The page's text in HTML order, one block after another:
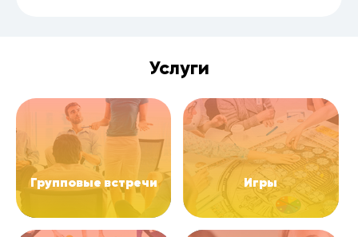
Услуги
Групповые встречи Игры